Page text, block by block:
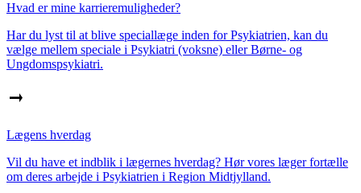
Hvad er mine karrieremuligheder?
Har du lyst til at blive speciallæge inden for Psykiatrien, kan du
vælge mellem speciale i Psykiatri (voksne) eller Børne- og
Ungdomspsykiatri.
Lægens hverdag
Vil du have et indblik i lægernes hverdag? Hør vores læger fortælle
om deres arbejde i Psykiatrien i Region Midtjylland.